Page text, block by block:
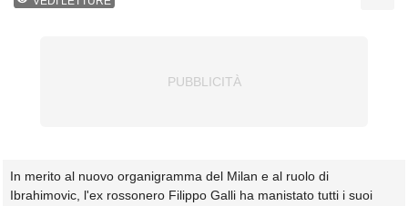
In merito al nuovo organigramma del Milan e al ruolo di
Ibrahimovic, l'ex rossonero Filippo Galli ha manistato tutti i suoi